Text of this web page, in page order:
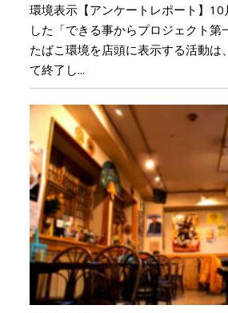
環境表示【アンケートレポート】10
した「できる事からプロジェクト第
たばこ環境を店頭に表示する活動は
て終了し...